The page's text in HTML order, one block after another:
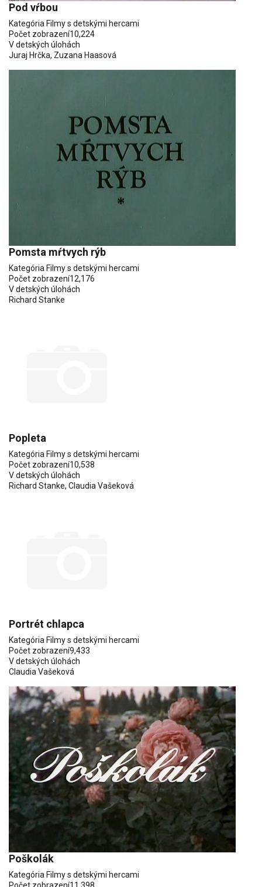
Pod vŕbou
Kategória Filmy s detskými hercami
Počet zobrazení10,224
V detských úlohách
Juraj Hrčka, Zuzana Haasová
Pomsta mŕtvych rýb
Kategória Filmy s detskými hercami
Počet zobrazení12,176
V detských úlohách
Richard Stanke
Popleta
Kategória Filmy s detskými hercami
Počet zobrazení10,538
V detských úlohách
Richard Stanke, Claudia Vašeková
Portrét chlapca
Kategória Filmy s detskými hercami
Počet zobrazení9,433
V detských úlohách
Claudia Vašeková
Poškolák
Kategória Filmy s detskými hercami